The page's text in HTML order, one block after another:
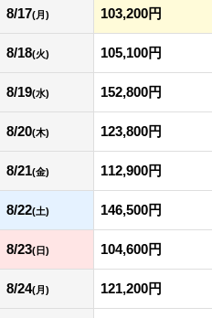
8/17(月) 103,200円
8/18(火) 105,100円
8/19(水) 152,800円
8/20(木) 123,800円
8/21(金) 112,900円
8/22(土) 146,500円
8/23(日) 104,600円
8/24(月) 121,200円